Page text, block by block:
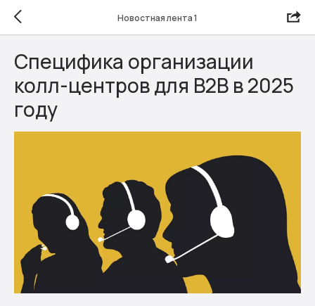
Новостная лента 1
Специфика организации
колл-центров для B2B в 2025
году